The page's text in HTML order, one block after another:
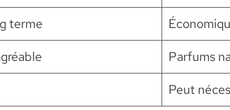
terme
Parfums
Peut